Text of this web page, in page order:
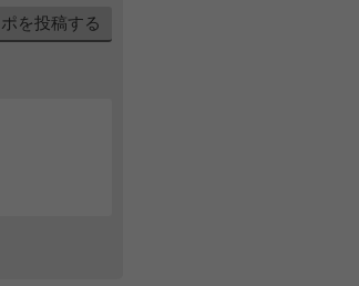
を投稿する